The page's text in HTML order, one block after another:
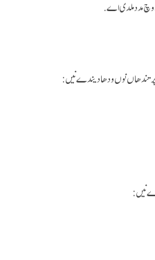
وچ مدد ملدی اے.
نوں ودھا دیندے نیں:
نیں: